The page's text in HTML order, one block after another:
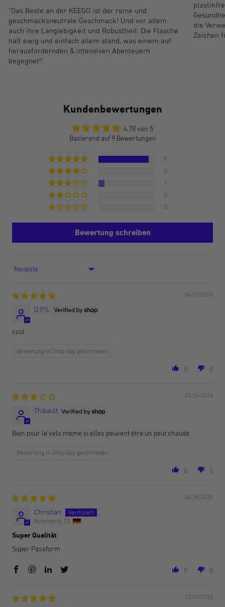
"Das Beste an der KEEGO ist der reine und
geschmacksneutrale Geschmack! Und vor allem
auch ihre Langlebigkeit und Robustheit. Die Flasche
hält ewig und einfach allem stand, was einem auf
herausfordernden & intensiven Abenteuern
begegnet!"
die
Zeichen
Kundenbewertungen
4.78 von 5
Basierend auf 9 Bewertungen
8
0
1
0
0
Bewertung schreiben
Sort by
06/12/2026
D.P.S.
cool
Bewertung in Shop App geschrieben
0 0
05/26/2026
Thibault
Bien pour le velo meme si elles peuvent être un peut chaude
Bewertung in Shop App geschrieben
0 0
04/28/2026
Christian
Nuremberg, DE
Super Qualität
Super Passform
0 0
12/21/2025